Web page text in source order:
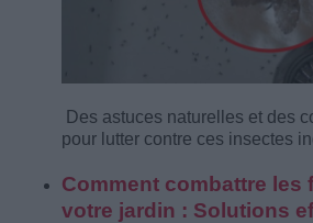
Des astuces naturelles et des
pour lutter contre ces insectes
Comment combattre les
votre jardin : Solutions